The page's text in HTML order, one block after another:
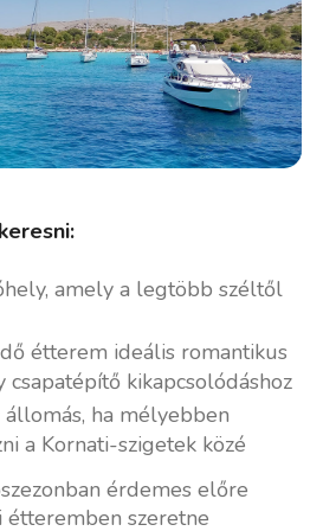
amely a legtöbb széltől
étterem ideális romantikus
csapatépítő kikapcsolódáshoz
ha mélyebben
a Kornati-szigetek közé
érdemes előre
étteremben szeretne